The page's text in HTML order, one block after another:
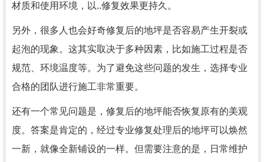
材质和使用环境，以..修复效果更持久。
另外，很多人也会好奇修复后的地坪是否容易产生开裂或
起泡的现象。这其实取决于多种因素，比如施工过程是否
规范、环境温度等。为了避免这些问题的发生，选择专业
合格的团队进行施工非常重要。
还有一个常见问题是，修复后的地坪能否恢复原有的美观
度。答案是肯定的，经过专业修复处理后的地坪可以焕然
一新，就像全新铺设的一样。但需要注意的是，日常维护